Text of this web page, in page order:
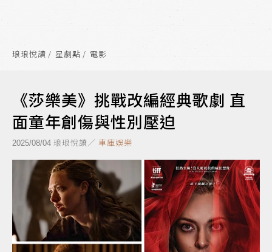
琅琅悅讀 星劇點 電影
《莎樂美》挑戰改編經典歌劇 直
面童年創傷與性別壓迫
2025/08/04 琅琅悅讀／ 車庫娛樂